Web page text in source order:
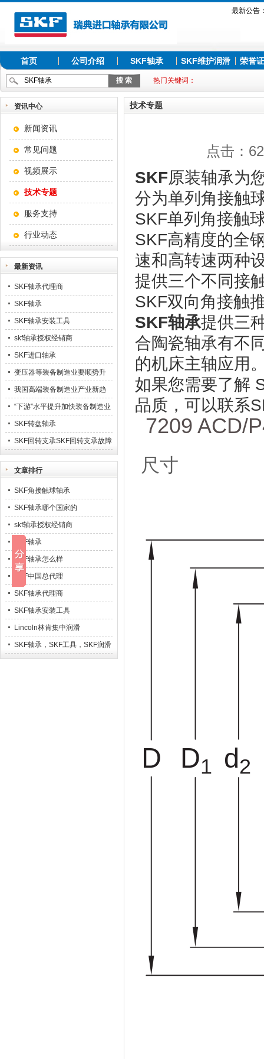
最新公告
首页 公司介绍 SKF轴承 SKF维护润滑 荣誉
热门关键词：
资讯中心
新闻资讯
常见问题
视频展示
技术专题
服务支持
行业动态
最新资讯
SKF轴承代理商
SKF轴承
SKF轴承安装工具
skf轴承授权经销商
SKF进口轴承
变压器等装备制造业要顺势升
级23
我国高端装备制造业产业新趋
势
“下游”水平提升加快装备制造业
业发展
SKF转盘轴承
SKF回转支承SKF回转支承故障
排除
文章排行
SKF角接触球轴承
SKF轴承哪个国家的
skf轴承授权经销商
SKF轴承
SKF轴承怎么样
SKF中国总代理
SKF轴承代理商
SKF轴承安装工具
Lincoln林肯集中润滑
SKF轴承，SKF工具，SKF润滑
系统
技术专题
点击：
SKF原装轴承为
分为单列角接触
SKF单列角接触
SKF高精度的全
速和高转速两种
提供三个不同接
SKF双向角接触
SKF轴承提供三
合陶瓷轴承有不
的机床主轴应用
如果您需要了解
品质，可以联系
7209 ACD/
尺寸